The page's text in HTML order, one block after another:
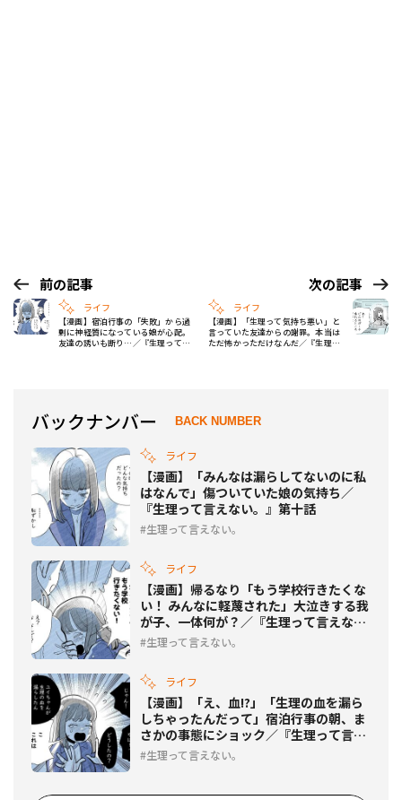
前の記事
ライフ
【漫画】宿泊行事の「失敗」から過
剰に神経質になっている娘が心配。
友達の誘いも断り…／『生理って言
次の記事
ライフ
【漫画】「生理って気持ち悪い」と
言っていた友達からの謝罪。本当は
ただ怖かっただけなんだ／『生理っ
バックナンバー BACK NUMBER
ライフ
【漫画】「みんなは漏らしてないのに私
はなんで」傷ついていた娘の気持ち／
『生理って言えない。』第十話
生理って言えない。
ライフ
【漫画】帰るなり「もう学校行きたくな
い！ みんなに軽蔑された」大泣きする我
が子、一体何が？／『生理って言えな
い。』第九話
生理って言えない。
ライフ
【漫画】「え、血!?」「生理の血を漏ら
しちゃったんだって」宿泊行事の朝、ま
さかの事態にショック／『生理って言え
ない。』第八話
生理って言えない。